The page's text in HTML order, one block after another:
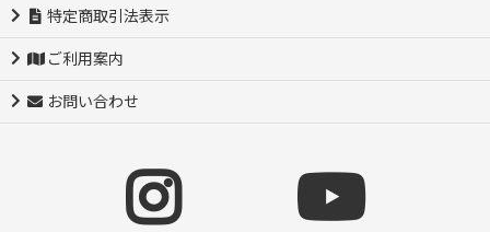
特定商取引法表示
ご利用案内
お問い合わせ